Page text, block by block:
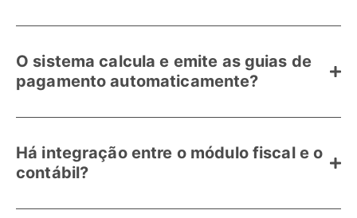
O sistema calcula e emite as guias de
pagamento automaticamente?
Há integração entre o módulo fiscal e o
contábil?